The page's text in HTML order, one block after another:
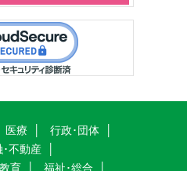
医療
行政･団体
･不動産
育 福祉･総合